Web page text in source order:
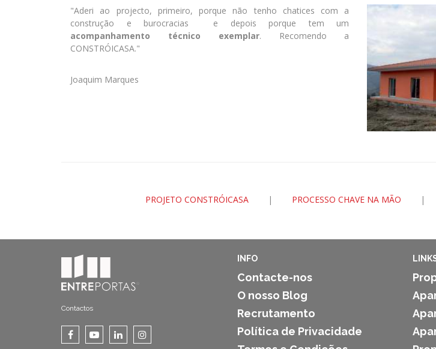
"Aderi ao projecto, primeiro, porque não tenho chatices com a
construção e burocracias e depois porque tem um
acompanhamento técnico exemplar. Recomendo a
CONSTRÓICASA."
Joaquim Marques
PROJETO CONSTRÓICASA | PROCESSO CHAVE NA MÃO
Contactos
INFO
Contacte-nos
O nosso Blog
Recrutamento
Política de Privacidade